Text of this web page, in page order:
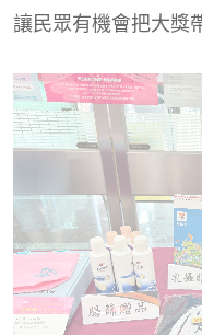
讓民眾有機會把大獎